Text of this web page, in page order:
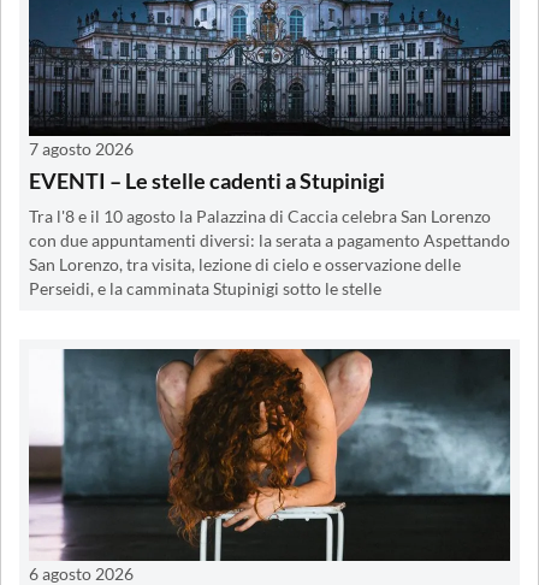
7 agosto 2026
EVENTI – Le stelle cadenti a Stupinigi
Tra l'8 e il 10 agosto la Palazzina di Caccia celebra San Lorenzo
con due appuntamenti diversi: la serata a pagamento Aspettando
San Lorenzo, tra visita, lezione di cielo e osservazione delle
Perseidi, e la camminata Stupinigi sotto le stelle
6 agosto 2026